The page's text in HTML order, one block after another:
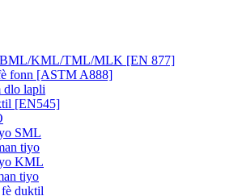
KML/TML/MLK [EN 877]
fonn [ASTM A888]
dlo lapli
[EN545]
SML
tiyo
KML
tiyo
duktil